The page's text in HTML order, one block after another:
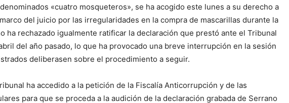
«cuatro mosqueteros», se ha acogido este lunes a su derecho a
del juicio por las irregularidades en la compra de mascarillas durante la
ha rechazado igualmente ratificar la declaración que prestó ante el Tribunal
del año pasado, lo que ha provocado una breve interrupción en la sesión
deliberasen sobre el procedimiento a seguir.
ha accedido a la petición de la Fiscalía Anticorrupción y de las
para que se proceda a la audición de la declaración grabada de Serrano